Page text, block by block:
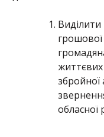
збройної
обласної